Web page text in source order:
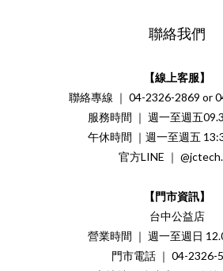
聯絡我們
【線上客服】
聯絡專線 ｜ 04-2326-2869 or
服務時間 ｜ 週一至週五
午休時間 ｜週一至週五
官方LINE ｜
【門市資訊】
台中公益店
營業時間 ｜ 週一至週日
門市電話 ｜ 04-2326-